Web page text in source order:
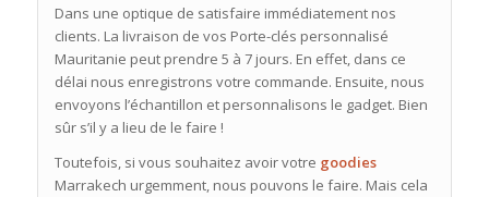
Dans une optique de satisfaire immédiatement nos
clients. La livraison de vos Porte-clés personnalisé
Mauritanie peut prendre 5 à 7 jours. En effet, dans ce
délai nous enregistrons votre commande. Ensuite, nous
envoyons l’échantillon et personnalisons le gadget. Bien
sûr s’il y a lieu de le faire !
Toutefois, si vous souhaitez avoir votre goodies
Marrakech urgemment, nous pouvons le faire. Mais cela